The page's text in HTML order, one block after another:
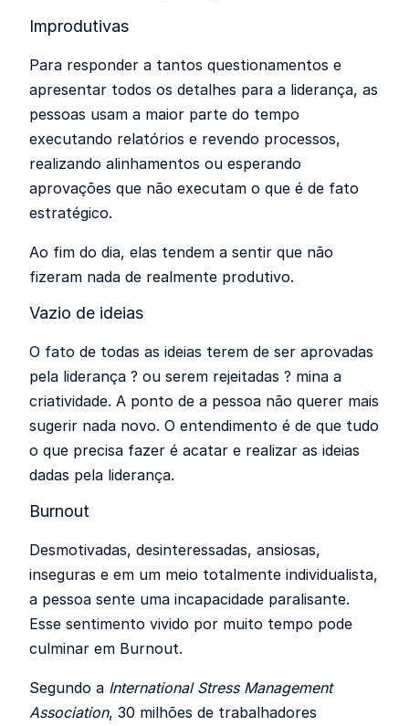
Improdutivas
Para responder a tantos questionamentos e
apresentar todos os detalhes para a liderança, as
pessoas usam a maior parte do tempo
executando relatórios e revendo processos,
realizando alinhamentos ou esperando
aprovações que não executam o que é de fato
estratégico.
Ao fim do dia, elas tendem a sentir que não
fizeram nada de realmente produtivo.
Vazio de ideias
O fato de todas as ideias terem de ser aprovadas
pela liderança ? ou serem rejeitadas ? mina a
criatividade. A ponto de a pessoa não querer mais
sugerir nada novo. O entendimento é de que tudo
o que precisa fazer é acatar e realizar as ideias
dadas pela liderança.
Burnout
Desmotivadas, desinteressadas, ansiosas,
inseguras e em um meio totalmente individualista,
a pessoa sente uma incapacidade paralisante.
Esse sentimento vivido por muito tempo pode
culminar em Burnout.
Segundo a International Stress Management
Association, 30 milhões de trabalhadores